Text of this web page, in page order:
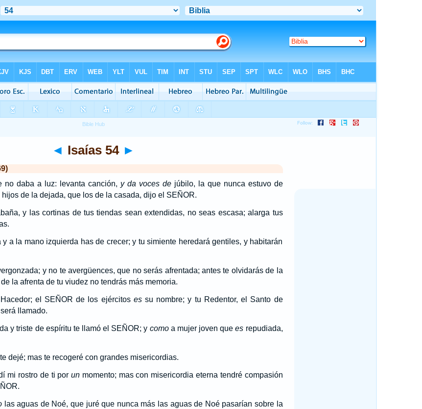
◄ Isaías 54 ►
no daba a luz: levanta canción, y da voces dejúbilo, la que nunca estuvo de
de la dejada, que los de la casada, dijo el SEÑOR.
y las cortinas de tus tiendas sean extendidas, no seas escasa; alarga tus
a la mano izquierda has de crecer; y tu simiente heredará gentiles, y habitarán
y no te avergüences, que no serás afrentada; antes te olvidarás de la
la afrenta de tu viudez no tendrás más memoria.
el SEÑOR de los ejércitos essu nombre; y tu Redentor, el Santo de
llamado.
y triste de espíritu te llamó el SEÑOR; y comoa mujer joven quees repudiada,
dejé; mas te recogeré con grandes misericordias.
mi rostro de ti porun momento; mas con misericordia eterna tendré compasión
las aguas de Noé, que juré que nunca más las aguas de Noé pasarían sobre la